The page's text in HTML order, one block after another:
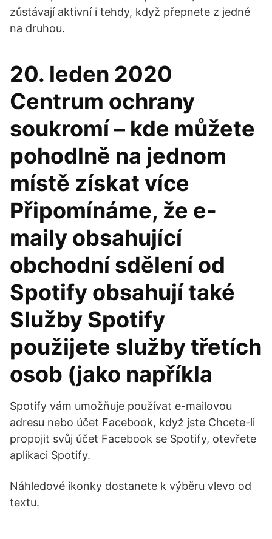
zůstávají aktivní i tehdy, když přepnete z jedné
na druhou.
20. leden 2020
Centrum ochrany
soukromí – kde můžete
pohodlně na jednom
místě získat více
Připomínáme, že e-
maily obsahující
obchodní sdělení od
Spotify obsahují také
Služby Spotify
použijete služby třetích
osob (jako napříkla
Spotify vám umožňuje používat e-mailovou
adresu nebo účet Facebook, když jste Chcete-li
propojit svůj účet Facebook se Spotify, otevřete
aplikaci Spotify.
Náhledové ikonky dostanete k výběru vlevo od
textu.